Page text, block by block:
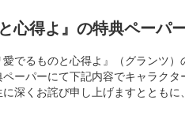
心得よ』の特典ペーパ
でるものと心得よ』（グランツ）
ーパーにて下記内容でキャラクタ
深くお詫び申し上げますとともに、